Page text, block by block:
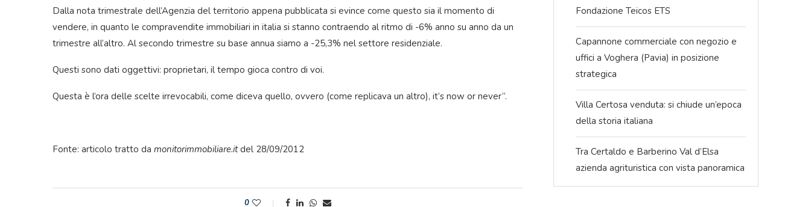
Dalla nota trimestrale dell’Agenzia del territorio appena pubblicata si evince come questo sia il momento di
vendere, in quanto le compravendite immobiliari in italia si stanno contraendo al ritmo di -6% anno su anno da un
trimestre all’altro. Al secondo trimestre su base annua siamo a -25,3% nel settore residenziale.
Questi sono dati oggettivi: proprietari, il tempo gioca contro di voi.
Questa è l’ora delle scelte irrevocabili, come diceva quello, ovvero (come replicava un altro), it’s now or never”.
Fonte: articolo tratto da monitorimmobiliare.itdel 28/09/2012
0
Fondazione Teicos ETS
Capannone commerciale con negozio e
uffici a Voghera (Pavia) in posizione
strategica
Villa Certosa venduta: si chiude un’epoca
della storia italiana
Tra Certaldo e Barberino Val d’Elsa
azienda agrituristica con vista panoramica